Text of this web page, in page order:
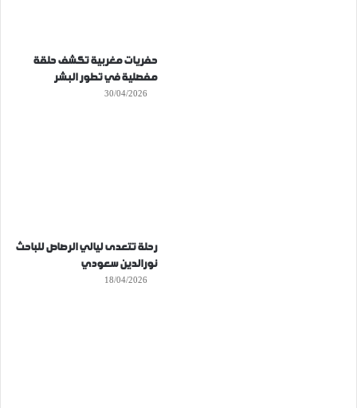
حفريات مغربية تكشف حلقة
مفصلية في تطور البشر
30/04/2026
رحلة تتعدى ليالي الرصاص للباحث
نورالدين سعودي
18/04/2026